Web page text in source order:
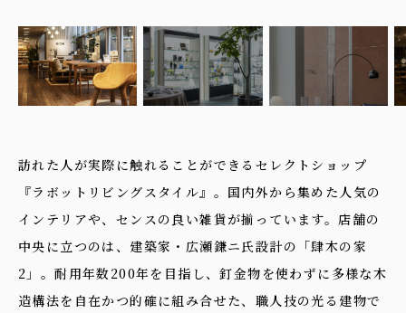
訪れた人が実際に触れることができるセレクトショップ
『ラボットリビングスタイル』。国内外から集めた人気の
インテリアや、センスの良い雑貨が揃っています。店舗の
中央に立つのは、建築家・広瀬鎌ニ氏設計の「肆木の家
2」。耐用年数200年を目指し、釘金物を使わずに多様な木
造構法を自在かつ的確に組み合せた、職人技の光る建物で